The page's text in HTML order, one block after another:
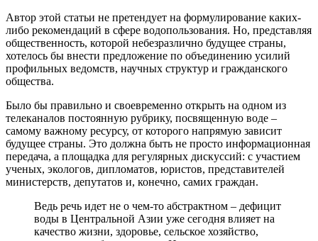
Автор этой статьи не претендует на формулирование каких-
либо рекомендаций в сфере водопользования. Но, представляя
общественность, которой небезразлично будущее страны,
хотелось бы внести предложение по объединению усилий
профильных ведомств, научных структур и гражданского
общества.
Было бы правильно и своевременно открыть на одном из
телеканалов постоянную рубрику, посвященную воде –
самому важному ресурсу, от которого напрямую зависит
будущее страны. Это должна быть не просто информационная
передача, а площадка для регулярных дискуссий: с участием
ученых, экологов, дипломатов, юристов, представителей
министерств, депутатов и, конечно, самих граждан.
Ведь речь идет не о чем-то абстрактном – дефицит
воды в Центральной Азии уже сегодня влияет на
качество жизни, здоровье, сельское хозяйство,